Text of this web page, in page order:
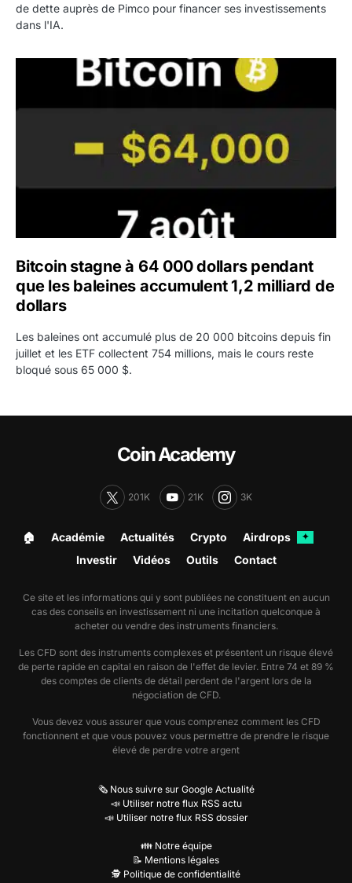
de dette auprès de Pimco pour financer ses investissements
dans l'IA.
Bitcoin stagne à 64 000 dollars pendant que les
Bitcoin stagne à 64 000 dollars pendant
que les baleines accumulent 1,2 milliard de
dollars
Les baleines ont accumulé plus de 20 000 bitcoins depuis fin
juillet et les ETF collectent 754 millions, mais le cours reste
bloqué sous 65 000 $.
Coin Academy
201K 21K 3K
🏠︎ Académie Actualités Crypto Airdrops ✦
Investir Vidéos Outils Contact
Ce site et les informations qui y sont publiées ne constituent en aucun
cas des conseils en investissement ni une incitation quelconque à
acheter ou vendre des instruments financiers.
Les CFD sont des instruments complexes et présentent un risque élevé
de perte rapide en capital en raison de l'effet de levier. Entre 74 et 89 %
des comptes de clients de détail perdent de l'argent lors de la
négociation de CFD.
Vous devez vous assurer que vous comprenez comment les CFD
fonctionnent et que vous pouvez vous permettre de prendre le risque
élevé de perdre votre argent
🗞️ Nous suivre sur Google Actualité
📣 Utiliser notre flux RSS actu
📣 Utiliser notre flux RSS dossier
👪 Notre équipe
📝 Mentions légales
🕵️ Politique de confidentialité